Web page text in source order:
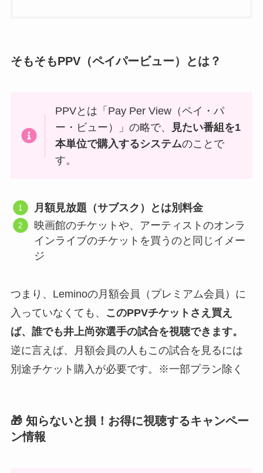
そもそもPPV（ペイパービュー）とは？
PPVとは「Pay Per View（ペイ・パ
ー・ビュー）」の略で、
見たい番組を1
本単位で購入するシステムのことで
す。
月額見放題（サブスク）とは別料金
映画館のチケットや、アーティストのオンラ
インライブのチケットを買うのと同じイメー
ジ
つまり、Leminoの月額会員（プレミアム会員）に
入っていなくても、
このPPVチケットさえ買え
ば、誰でも井上尚弥選手の試合を視聴できます。
逆に言えば、月額会員の人もこの試合を見るには
別途チケット購入が必要です。※一部プラン除く
🎁 知らないと損！お得に視聴するキャンペー
ン情報